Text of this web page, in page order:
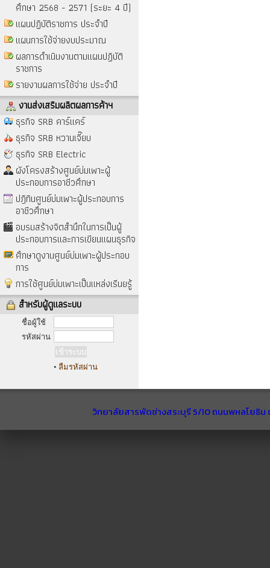
ศึกษา 2568 - 2571 (ระยะ 4 ปี)
แผนปฏิบัติราชการ ประจำปี
แผนการใช้จ่ายงบประมาณ
ผลการดำเนินงานตามแผนปฏิบัติ
ราชการ
รายงานผลการใช้จ่าย ประจำปี
งานส่งเสริมผลิตผลการค้าฯ
ธุรกิจ SRB คาร์แคร์
ธุรกิจ SRB หวานเจี๊ยบ
ธุรกิจ SRB Electric
ผังโครงสร้างศูนย์บ่มเพาะผู้
ประกอบการอาชีวศึกษา
ปฎิทินศูนย์บ่มเพาะผู้ประกอบการ
อาชีวศึกษา
อบรมสร้างจิตสำนึกในการเป็นผู้
ประกอบการและการเขียนแผนธุรกิจ
ศึกษาดูงานศูนย์บ่มเพาะผู้ประกอบ
การ
การใช้ศูนย์บ่มเพาะเป็นแหล่งเรีนยรู้
สำหรับผู้ดูแลระบบ
ชื่อผู้ใช้
รหัสผ่าน
• ลืมรหัสผ่าน
วิทยาลัยสารพัดช่างสระบุรี 5/10 ถนนพหลโยธิ